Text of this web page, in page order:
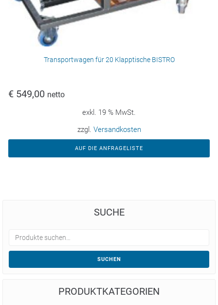
Transportwagen für 20 Klapptische BISTRO
€ 549,00 netto
exkl. 19 % MwSt.
zzgl. Versandkosten
AUF DIE ANFRAGELISTE
SUCHE
SUCHEN
PRODUKTKATEGORIEN